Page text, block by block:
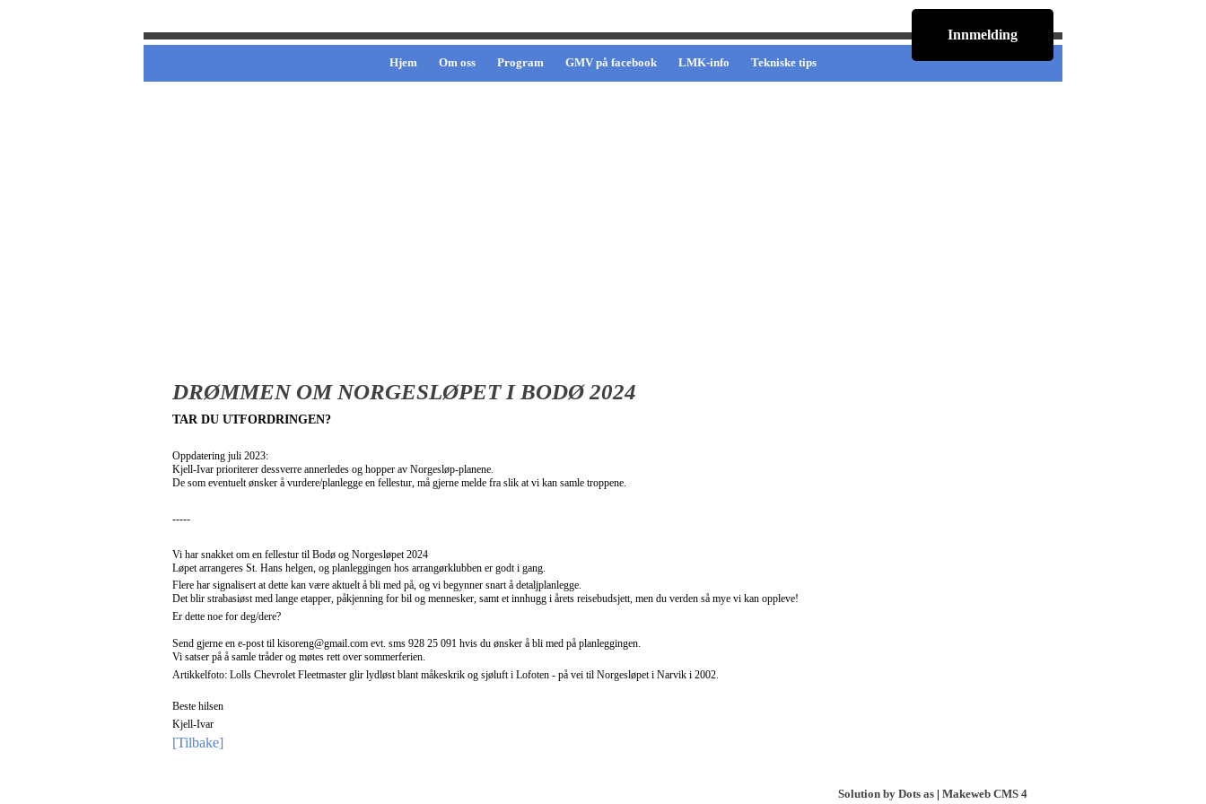
Innmelding
Hjem Om oss Program GMV på facebook LMK-info Tekniske tips
DRØMMEN OM NORGESLØPET I BODØ 2024
TAR DU UTFORDRINGEN?
Oppdatering juli 2023:
Kjell-Ivar prioriterer dessverre annerledes og hopper av Norgesløp-planene.
De som eventuelt ønsker å vurdere/planlegge en fellestur, må gjerne melde fra slik at vi kan samle troppene.
-----
Vi har snakket om en fellestur til Bodø og Norgesløpet 2024
Løpet arrangeres St. Hans helgen, og planleggingen hos arrangørklubben er godt i gang.
Flere har signalisert at dette kan være aktuelt å bli med på, og vi begynner snart å detaljplanlegge.
Det blir strabasiøst med lange etapper, påkjenning for bil og mennesker, samt et innhugg i årets reisebudsjett, men du verden så mye vi kan oppleve!
Er dette noe for deg/dere?
Send gjerne en e-post til kisoreng@gmail.com evt. sms 928 25 091 hvis du ønsker å bli med på planleggingen.
Vi satser på å samle tråder og møtes rett over sommerferien.
Artikkelfoto: Lolls Chevrolet Fleetmaster glir lydløst blant måkeskrik og sjøluft i Lofoten - på vei til Norgesløpet i Narvik i 2002.
Beste hilsen
Kjell-Ivar
[Tilbake]
Solution by Dots as | Makeweb CMS 4